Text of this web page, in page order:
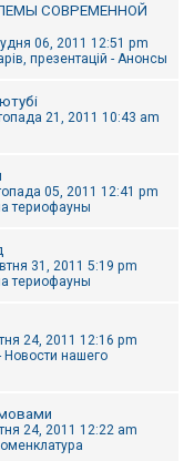
СОВРЕМЕННОЙ
06, 2011 12:51 pm
презентацій - Анонсы
21, 2011 10:43 am
05, 2011 12:41 pm
териофауны
31, 2011 5:19 pm
териофауны
24, 2011 12:16 pm
Новости нашего
мовами
24, 2011 12:22 am